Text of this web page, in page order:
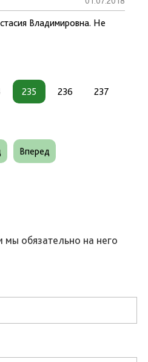
Владимировна. Не
235 236 237
Вперед
обязательно на него